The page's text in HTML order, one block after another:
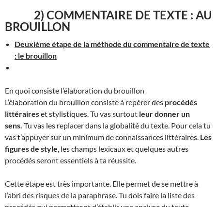
2) COMMENTAIRE DE TEXTE : AU
BROUILLON
Deuxième étape de la méthode du commentaire de texte
: le brouillon
En quoi consiste l’élaboration du brouillon
L’élaboration du brouillon consiste à repérer des procédés
littéraireset stylistiques. Tu vas surtout leur donner un
sens. Tu vas les replacer dans la globalité du texte. Pour cela tu
vas t’appuyer sur un minimum de connaissances littéraires. Les
figures de style, les champs lexicaux et quelques autres
procédés seront essentiels à ta réussite.
Cette étape est très importante. Elle permet de se mettre à
l’abri des risques de la paraphrase. Tu dois faire la liste des